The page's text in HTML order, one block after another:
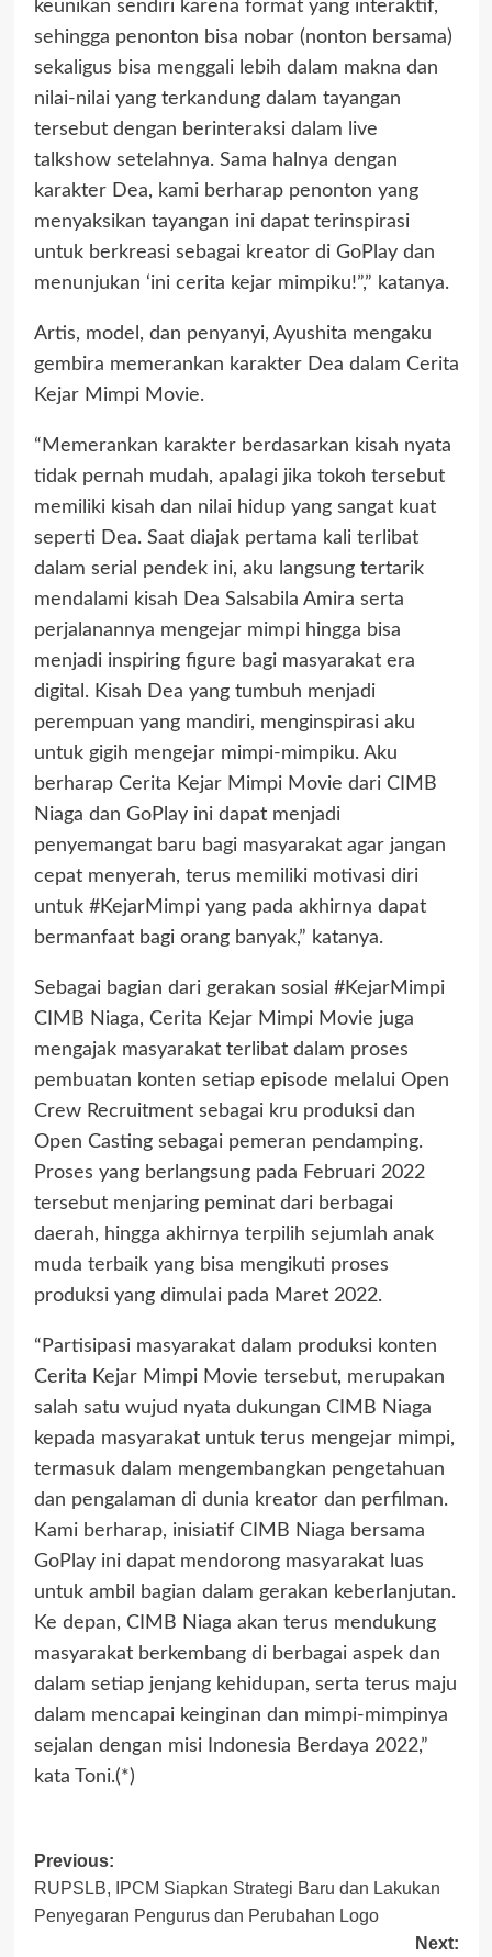
keunikan sendiri karena format yang interaktif,
sehingga penonton bisa nobar (nonton bersama)
sekaligus bisa menggali lebih dalam makna dan
nilai-nilai yang terkandung dalam tayangan
tersebut dengan berinteraksi dalam live
talkshow setelahnya. Sama halnya dengan
karakter Dea, kami berharap penonton yang
menyaksikan tayangan ini dapat terinspirasi
untuk berkreasi sebagai kreator di GoPlay dan
menunjukan ‘ini cerita kejar mimpiku!”,” katanya.
Artis, model, dan penyanyi, Ayushita mengaku
gembira memerankan karakter Dea dalam Cerita
Kejar Mimpi Movie.
“Memerankan karakter berdasarkan kisah nyata
tidak pernah mudah, apalagi jika tokoh tersebut
memiliki kisah dan nilai hidup yang sangat kuat
seperti Dea. Saat diajak pertama kali terlibat
dalam serial pendek ini, aku langsung tertarik
mendalami kisah Dea Salsabila Amira serta
perjalanannya mengejar mimpi hingga bisa
menjadi inspiring figure bagi masyarakat era
digital. Kisah Dea yang tumbuh menjadi
perempuan yang mandiri, menginspirasi aku
untuk gigih mengejar mimpi-mimpiku. Aku
berharap Cerita Kejar Mimpi Movie dari CIMB
Niaga dan GoPlay ini dapat menjadi
penyemangat baru bagi masyarakat agar jangan
cepat menyerah, terus memiliki motivasi diri
untuk #KejarMimpi yang pada akhirnya dapat
bermanfaat bagi orang banyak,” katanya.
Sebagai bagian dari gerakan sosial #KejarMimpi
CIMB Niaga, Cerita Kejar Mimpi Movie juga
mengajak masyarakat terlibat dalam proses
pembuatan konten setiap episode melalui Open
Crew Recruitment sebagai kru produksi dan
Open Casting sebagai pemeran pendamping.
Proses yang berlangsung pada Februari 2022
tersebut menjaring peminat dari berbagai
daerah, hingga akhirnya terpilih sejumlah anak
muda terbaik yang bisa mengikuti proses
produksi yang dimulai pada Maret 2022.
“Partisipasi masyarakat dalam produksi konten
Cerita Kejar Mimpi Movie tersebut, merupakan
salah satu wujud nyata dukungan CIMB Niaga
kepada masyarakat untuk terus mengejar mimpi,
termasuk dalam mengembangkan pengetahuan
dan pengalaman di dunia kreator dan perfilman.
Kami berharap, inisiatif CIMB Niaga bersama
GoPlay ini dapat mendorong masyarakat luas
untuk ambil bagian dalam gerakan keberlanjutan.
Ke depan, CIMB Niaga akan terus mendukung
masyarakat berkembang di berbagai aspek dan
dalam setiap jenjang kehidupan, serta terus maju
dalam mencapai keinginan dan mimpi-mimpinya
sejalan dengan misi Indonesia Berdaya 2022,”
kata Toni.(*)
Previous:
RUPSLB, IPCM Siapkan Strategi Baru dan Lakukan
Penyegaran Pengurus dan Perubahan Logo
Next: